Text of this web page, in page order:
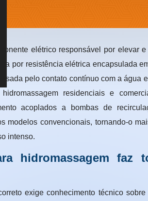
elétrico responsável por elevar
por resistência elétrica encapsulada
pelo contato contínuo com a água
residenciais e
acoplados a bombas de
modelos convencionais, tornando-o
intenso.
hidromassagem faz
exige conhecimento técnico sobre